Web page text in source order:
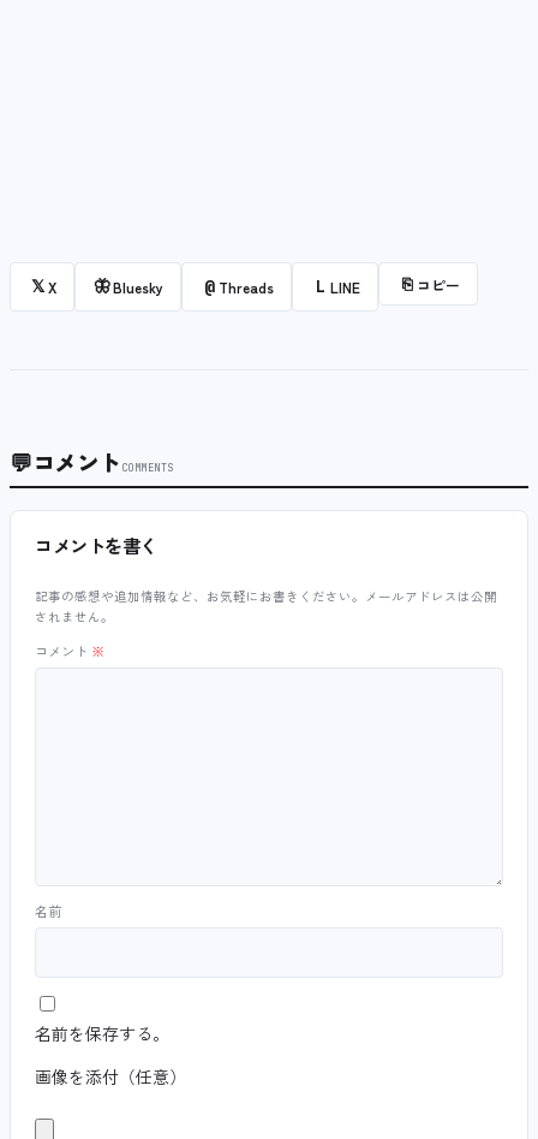
𝕏X 🦋Bluesky @ Threads L LINE ⎘ コピー
💬コメント COMMENTS
コメントを書く
記事の感想や追加情報など、お気軽にお書きください。メールアドレスは公開
されません。
コメント ※
名前
名前を保存する。
画像を添付（任意）